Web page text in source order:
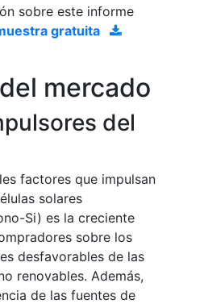
sobre este informe
gratuita
mercado
del
factores que impulsan
solares
Si) es la creciente
sobre los
desfavorables de las
renovables. Además,
de las fuentes de